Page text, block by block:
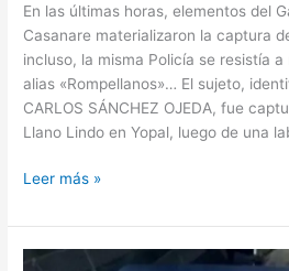
En las últimas horas, elementos del
Casanare materializaron la captura
incluso, la misma Policía se resistía
alias «Rompellanos»… El sujeto,
CARLOS SÁNCHEZ OJEDA, fue
Llano Lindo en Yopal, luego de una
Leer más »
AUTORIDADES